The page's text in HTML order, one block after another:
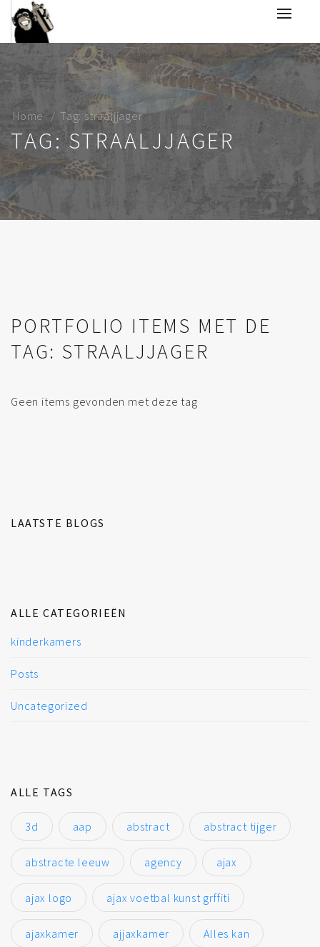
Home Tag: straaljjager
TAG: STRAALJJAGER
PORTFOLIO ITEMS MET DE
TAG: STRAALJJAGER
Geen items gevonden met deze tag
LAATSTE BLOGS
ALLE CATEGORIEËN
kinderkamers
Posts
Uncategorized
ALLE TAGS
3d aap abstract abstract tijger
abstracte leeuw agency ajax
ajax logo ajax voetbal kunst grffiti
ajaxkamer ajjaxkamer Alles kan